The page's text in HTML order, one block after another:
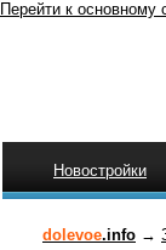
Перейти к основному
Новостройки
dolevoe.info →